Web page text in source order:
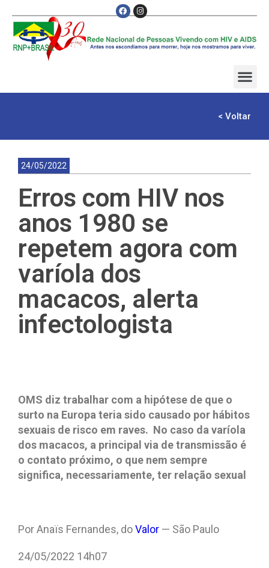
< Voltar
24/05/2022
Erros com HIV nos
anos 1980 se
repetem agora com
varíola dos
macacos, alerta
infectologista
OMS diz trabalhar com a hipótese de que o
surto na Europa teria sido causado por hábitos
sexuais de risco em raves. No caso da varíola
dos macacos, a principal via de transmissão é
o contato próximo, o que nem sempre
significa, necessariamente, ter relação sexual
Por Anaïs Fernandes, doValor — São Paulo
24/05/2022 14h07